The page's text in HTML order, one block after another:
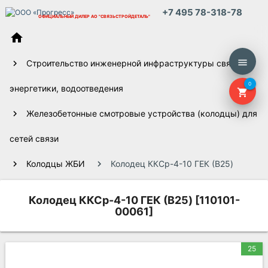
ОФИЦИАЛЬНЫЙ ДИЛЕР АО "СВЯЗЬСТРОЙДЕТАЛЬ" +7 495 78-318-78
menu
shopping_cart
0
home
Строительство инженерной инфраструктуры связи,
энергетики, водоотведения
Железобетонные смотровые устройства (колодцы) для
сетей связи
Колодцы ЖБИ Колодец ККСр-4-10 ГЕК (B25)
Колодец ККСр-4-10 ГЕК (B25) [110101-
00061]
25